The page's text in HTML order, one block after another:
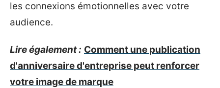
les connexions émotionnelles avec votre
audience.
Lire également : Comment une publication
d'anniversaire d'entreprise peut renforcer
votre image de marque